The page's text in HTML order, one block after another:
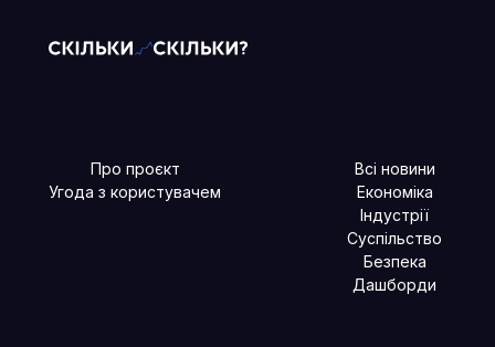
Про проєкт
Угода з користувачем
Всі новини
Економіка
Індустрії
Суспільство
Безпека
Дашборди